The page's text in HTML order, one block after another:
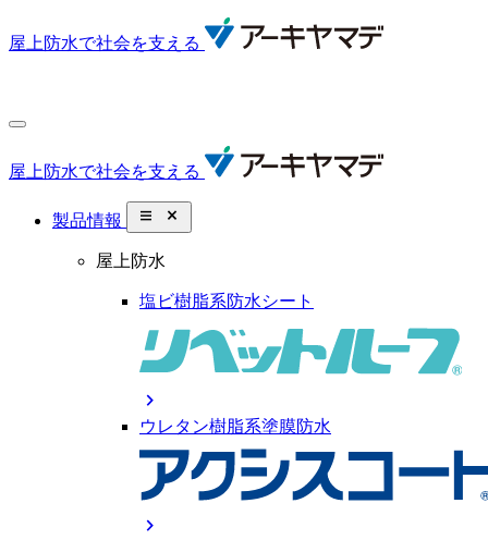
屋上防水で社会を支える
屋上防水で社会を支える
製品情報 close_small
屋上防水
塩ビ樹脂系防水シート
chevron_right
ウレタン樹脂系塗膜防水
chevron_right